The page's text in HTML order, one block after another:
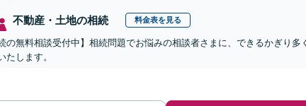
不動産・土地の相続 料金表を見る
続の無料相談受付中】相続問題でお悩みの相談者さまに、できるかぎり
たします。